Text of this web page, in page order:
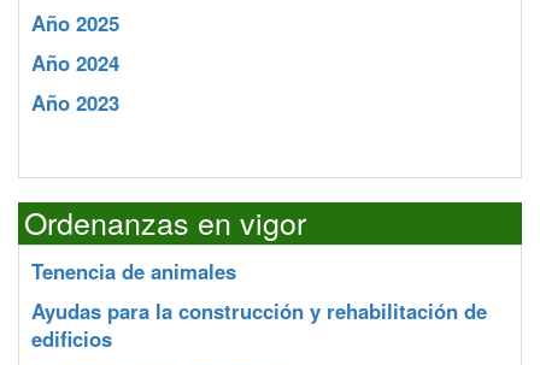
Año 2025
Año 2024
Año 2023
Ordenanzas en vigor
Tenencia de animales
Ayudas para la construcción y rehabilitación de
edificios